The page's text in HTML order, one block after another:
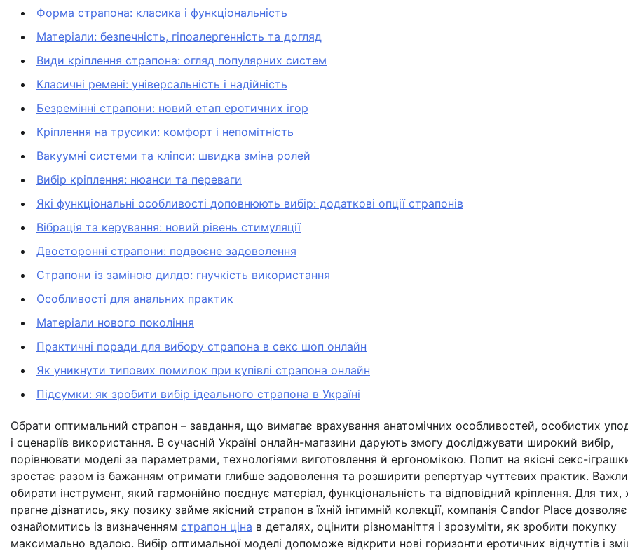
Форма страпона: класика і функціональність
Матеріали: безпечність, гіпоалергенність та догляд
Види кріплення страпона: огляд популярних систем
Класичні ремені: універсальність і надійність
Безремінні страпони: новий етап еротичних ігор
Кріплення на трусики: комфорт і непомітність
Вакуумні системи та кліпси: швидка зміна ролей
Вибір кріплення: нюанси та переваги
Які функціональні особливості доповнюють вибір: додаткові опції страпонів
Вібрація та керування: новий рівень стимуляції
Двосторонні страпони: подвоєне задоволення
Страпони із заміною дилдо: гнучкість використання
Особливості для анальних практик
Матеріали нового покоління
Практичні поради для вибору страпона в секс шоп онлайн
Як уникнути типових помилок при купівлі страпона онлайн
Підсумки: як зробити вибір ідеального страпона в Україні
Обрати оптимальний страпон – завдання, що вимагає врахування анатомічних особливостей, особистих
і сценаріїв використання. В сучасній Україні онлайн-магазини дарують змогу досліджувати широкий вибір,
порівнювати моделі за параметрами, технологіями виготовлення й ергономікою. Попит на якісні секс-
зростає разом із бажанням отримати глибше задоволення та розширити репертуар чуттєвих практик.
обирати інструмент, який гармонійно поєднує матеріал, функціональність та відповідний кріплення. Для тих,
прагне дізнатись, яку позику займе якісний страпон в їхній інтимній колекції, компанія Candor Place дозволяє
ознайомитись із визначенням страпон ціна в деталях, оцінити різноманіття і зрозуміти, як зробити покупку
максимально вдалою. Вибір оптимальної моделі допоможе відкрити нові горизонти еротичних відчуттів і